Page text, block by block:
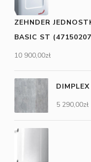
ZEHNDER
BASIC ST
10 900,00zł
5 290,00zł